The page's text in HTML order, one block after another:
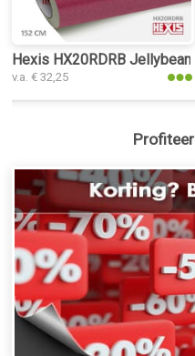
Hexis HX20RDRB
v.a. € 32,25